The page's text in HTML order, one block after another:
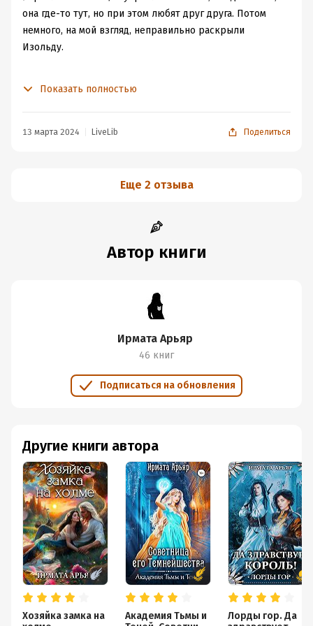
"Мракадемия". Любителям чего-то покрепче может
быть скучно.
она где-то тут, но при этом любят друг друга. Потом
немного, на мой взгляд, неправильно раскрыли
Изольду.
после её превращения в человека - ожидаешь
Финальный бой с главным злодеем, тоже показался
Показать полностью
13 марта 2024 LiveLib Поделиться
Еще 2 отзыва
Автор книги
Ирмата Арьяр
46 книг
Подписаться на обновления
Другие книги автора
Хозяйка замка на
Академия Тьмы и
Лорды гор. Да